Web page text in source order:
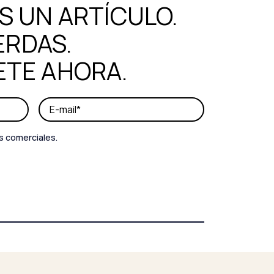
UN ARTÍCULO.
AHORA.
comerciales.